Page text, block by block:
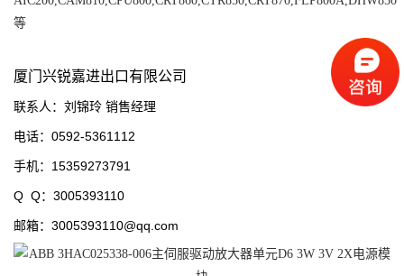
等
厦门兴锐嘉进出口有限公司
联系人：刘锦玲 销售经理
电话：0592-5361112
手机：15359273791
Q Q：3005393110
邮箱：3005393110@qq.com